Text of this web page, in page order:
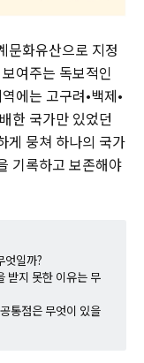
문화유산으로 지정
여주는 독보적인
에는 고구려•백제•
한 국가만 있었던
게 뭉쳐 하나의 국가
기록하고 보존해야
엇일까?
받지 못한 이유는 무
통점은 무엇이 있을